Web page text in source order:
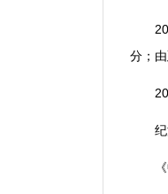
分；